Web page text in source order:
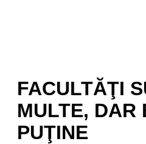
FACULTĂŢI
MULTE, DAR
PUŢINE